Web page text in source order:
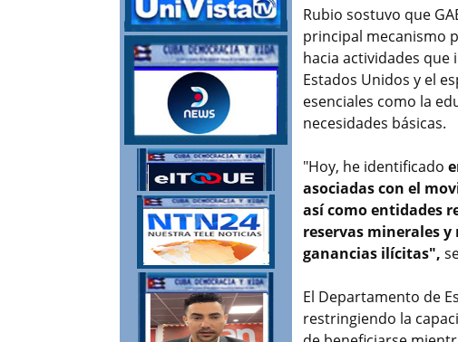
Rubio sostuvo que
principal mecanismo
hacia actividades
Estados Unidos y el
esenciales como la
necesidades básicas.
"Hoy, he identificado
asociadas con el
así como entidades
reservas minerales
ganancias ilícitas",
El Departamento de
restringiendo la